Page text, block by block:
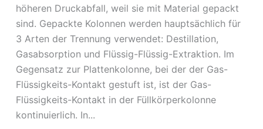
höheren Druckabfall, weil sie mit Material gepackt
sind. Gepackte Kolonnen werden hauptsächlich für
3 Arten der Trennung verwendet: Destillation,
Gasabsorption und Flüssig-Flüssig-Extraktion. Im
Gegensatz zur Plattenkolonne, bei der der Gas-
Flüssigkeits-Kontakt gestuft ist, ist der Gas-
Flüssigkeits-Kontakt in der Füllkörperkolonne
kontinuierlich. In...